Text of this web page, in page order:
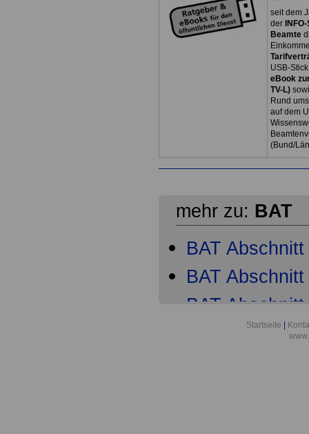
seit dem
der
Beamte
USB-
eBook
TV-L)
Rund
auf dem
(Bund/
mehr zu: BAT
BAT Abschnitt
BAT
BAT
BAT
Startseite